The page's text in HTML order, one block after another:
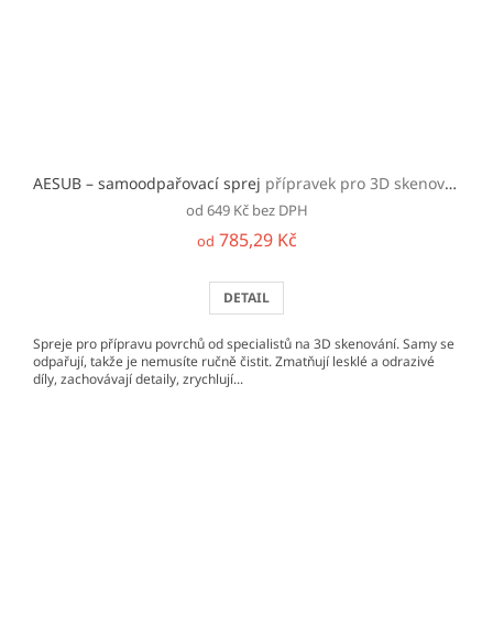
AESUB – samoodpařovací sprej přípravek pro 3D skenování
od 649 Kč bez DPH
od 785,29 Kč
DETAIL
Spreje pro přípravu povrchů od specialistů na 3D skenování. Samy se
odpařují, takže je nemusíte ručně čistit. Zmatňují lesklé a odrazivé
díly, zachovávají detaily, zrychlují...